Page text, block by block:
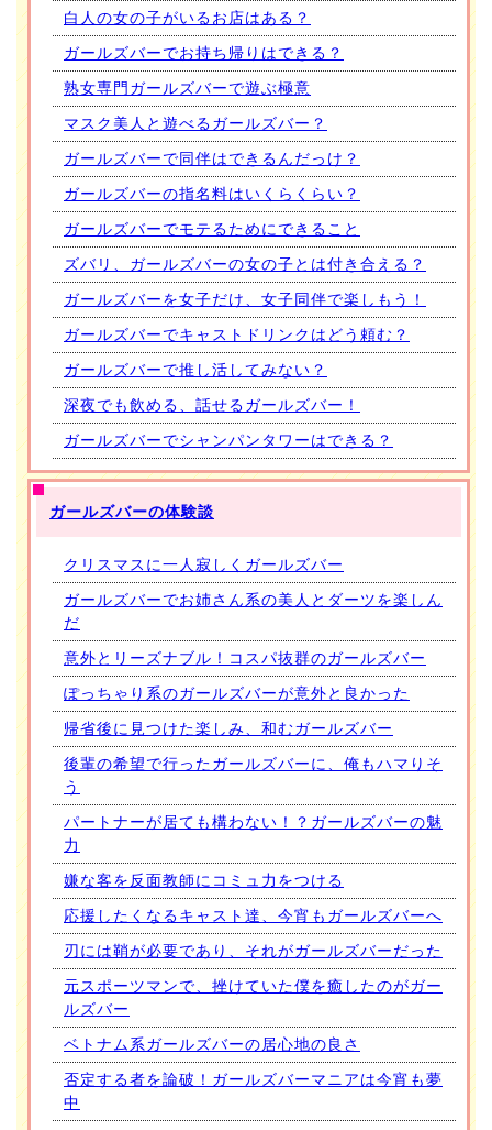
白人の女の子がいるお店はある？
ガールズバーでお持ち帰りはできる？
熟女専門ガールズバーで遊ぶ極意
マスク美人と遊べるガールズバー？
ガールズバーで同伴はできるんだっけ？
ガールズバーの指名料はいくらくらい？
ガールズバーでモテるためにできること
ズバリ、ガールズバーの女の子とは付き合える？
ガールズバーを女子だけ、女子同伴で楽しもう！
ガールズバーでキャストドリンクはどう頼む？
ガールズバーで推し活してみない？
深夜でも飲める、話せるガールズバー！
ガールズバーでシャンパンタワーはできる？
ガールズバーの体験談
クリスマスに一人寂しくガールズバー
ガールズバーでお姉さん系の美人とダーツを楽しん
だ
意外とリーズナブル！コスパ抜群のガールズバー
ぽっちゃり系のガールズバーが意外と良かった
帰省後に見つけた楽しみ、和むガールズバー
後輩の希望で行ったガールズバーに、俺もハマりそ
う
パートナーが居ても構わない！？ガールズバーの魅
力
嫌な客を反面教師にコミュ力をつける
応援したくなるキャスト達、今宵もガールズバーへ
刃には鞘が必要であり、それがガールズバーだった
元スポーツマンで、挫けていた僕を癒したのがガー
ルズバー
ベトナム系ガールズバーの居心地の良さ
否定する者を論破！ガールズバーマニアは今宵も夢
中